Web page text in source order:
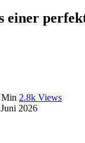
einer
Min 2.8k Views
2026